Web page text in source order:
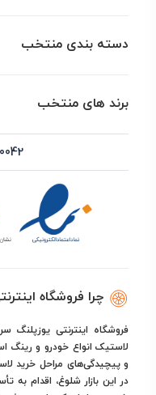
دسته بندی منتخب
برند های منتخب
|
چرا فروشگاه
فروشگاه اینترنتی یوزپلنگ
لاستیک انواع خودرو و
و پیچیدگی‌های مراحل خرید
در این بازار شلوغ، اقدام